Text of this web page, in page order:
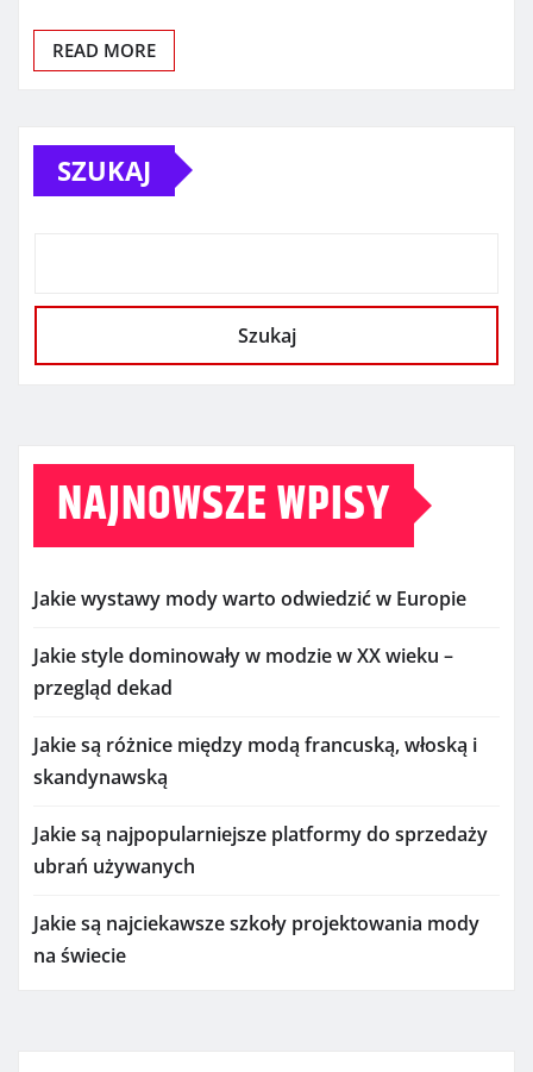
READ MORE
SZUKAJ
Szukaj
NAJNOWSZE WPISY
Jakie wystawy mody warto odwiedzić w Europie
Jakie style dominowały w modzie w XX wieku –
przegląd dekad
Jakie są różnice między modą francuską, włoską i
skandynawską
Jakie są najpopularniejsze platformy do sprzedaży
ubrań używanych
Jakie są najciekawsze szkoły projektowania mody
na świecie